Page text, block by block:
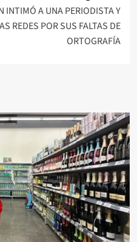
INTIMÓ A UNA PERIODISTA Y
REDES POR SUS FALTAS DE
ORTOGRAFÍA